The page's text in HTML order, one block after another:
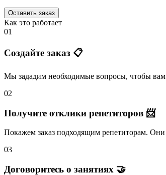
Оставить заказ
Как это работает
01
Создайте заказ 📋
Мы зададим необходимые вопросы, чтобы
02
Получите отклики репетиторов 📨
Покажем заказ подходящим репетиторам. Они
03
Договоритесь о занятиях 🤝